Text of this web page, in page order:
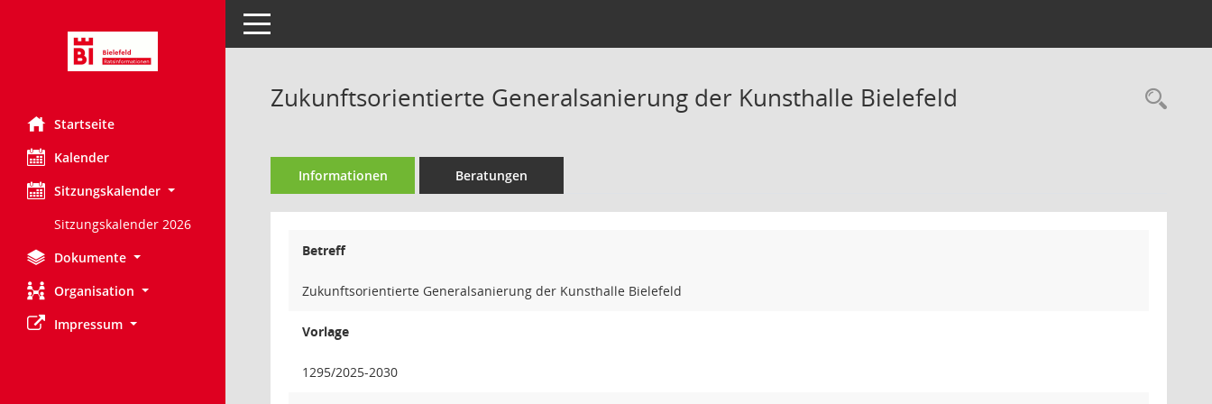
Startseite
Kalender
Sitzungskalender
Sitzungskalender 2026
Dokumente
Organisation
Impressum
Toggle navigation
Zukunftsorientierte Generalsanierung der Kunsthalle Bielefeld
Informationen Beratungen
Betreff
Zukunftsorientierte Generalsanierung der Kunsthalle Bielefeld
Vorlage
1295/2025-2030